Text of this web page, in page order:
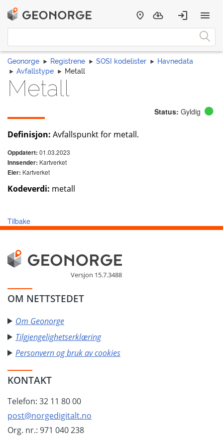
Geonorge Registrene SOSI kodelister
Havnedata
Avfallstype
Metall
Metall
Status: Gyldig
Definisjon: Avfallspunkt for metall.
Oppdatert: 01.03.2023
Innsender: Kartverket
Eier: Kartverket
Kodeverdi: metall
Tilbake